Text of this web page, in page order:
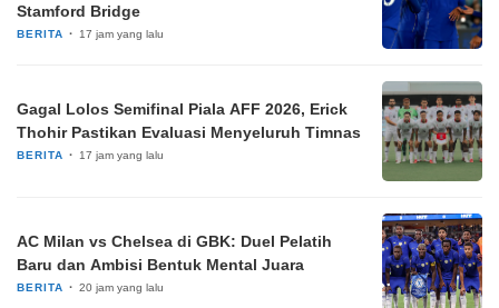
Stamford Bridge
BERITA 17 jam yang lalu
Gagal Lolos Semifinal Piala AFF 2026, Erick
Thohir Pastikan Evaluasi Menyeluruh Timnas
BERITA 17 jam yang lalu
AC Milan vs Chelsea di GBK: Duel Pelatih
Baru dan Ambisi Bentuk Mental Juara
BERITA 20 jam yang lalu